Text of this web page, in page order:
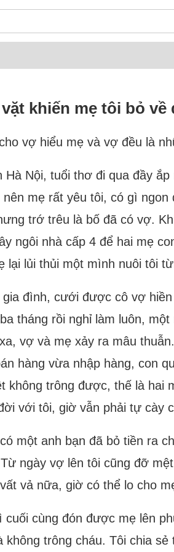
khiến mẹ tôi bỏ về
vợ hiểu mẹ và vợ đều là
Nội, tuổi thơ đi qua đầy
mẹ rất yêu tôi, có gì
trớ trêu là bố đã có vợ.
ngôi nhà cấp 4 để hai mẹ
lại lủi thủi một mình nuôi tôi
đình, cưới được cô vợ
tháng rồi nghỉ làm luôn,
vợ và mẹ xảy ra mâu
hàng vừa nhập hàng, con
không trông được, thế là
với tôi, giờ vẫn phải tự cày
một anh bạn đã bỏ tiền ra
ngày vợ lên tôi cũng đỡ
vả nữa, giờ có thể lo cho
cùng đón được mẹ lên
trông cháu. Tôi chia